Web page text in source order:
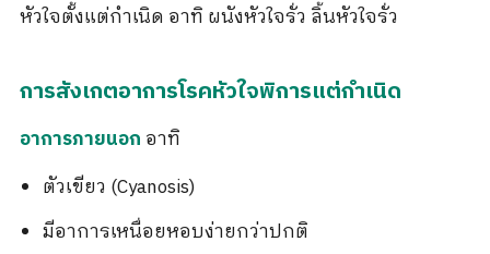
หัวใจตั้งแต่กำเนิด อาทิ ผนังหัวใจรั่ว ลิ้นหัวใจรั่ว
การสังเกตอาการโรคหัวใจพิการแต่กำเนิด
อาการภายนอก อาทิ
ตัวเขียว (Cyanosis)
มีอาการเหนื่อยหอบง่ายกว่าปกติ